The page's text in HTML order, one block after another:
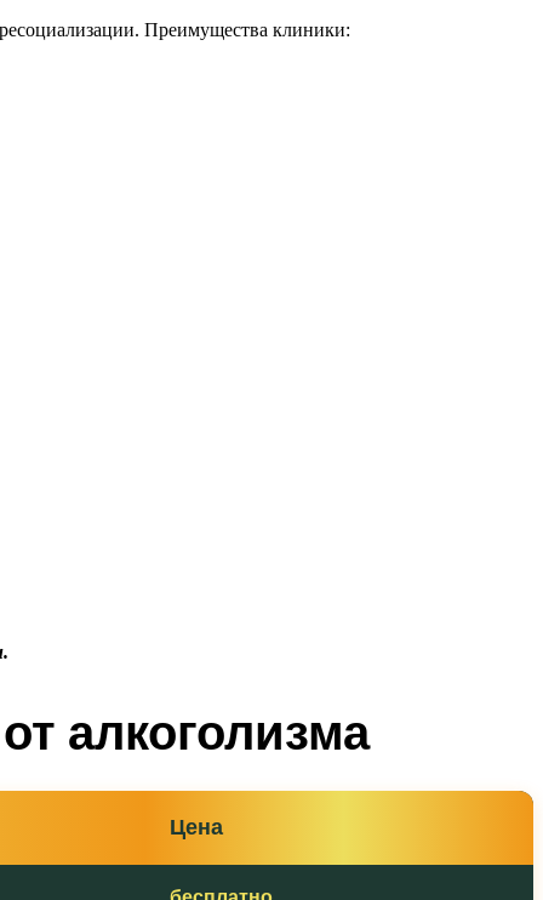
Преимущества клиники:
алкоголизма
Цена